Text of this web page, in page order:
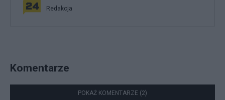
Redakcja
Komentarze
POKAŻ KOMENTARZE (2)